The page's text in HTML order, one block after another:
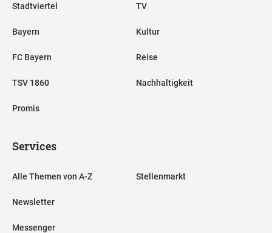
Stadtviertel
Bayern
FC Bayern
TSV 1860
Promis
TV
Kultur
Reise
Nachhaltigkeit
Services
Alle Themen von A-Z
Newsletter
Messenger
Stellenmarkt